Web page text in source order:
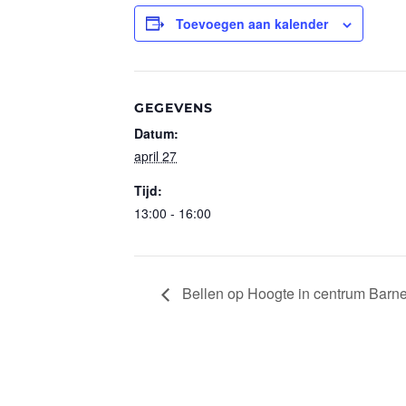
Toevoegen aan kalender
GEGEVENS
Datum:
april 27
Tijd:
13:00 - 16:00
Bellen op Hoogte in centrum